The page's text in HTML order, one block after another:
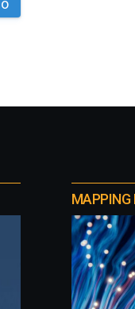
MAPPING